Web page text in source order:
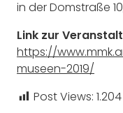
in der Domstraße
Link zur
https://
museen-2019/
Post Views: 1.204